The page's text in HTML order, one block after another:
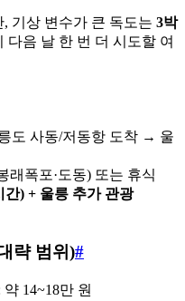
, 기상 변수가 큰 독도는 3박
다음 날 한 번 더 시도할 여
도 사동/저동항 도착 → 울
래폭포·도동) 또는 휴식
간) + 울릉 추가 관광
략 범위)#
14~18만 원